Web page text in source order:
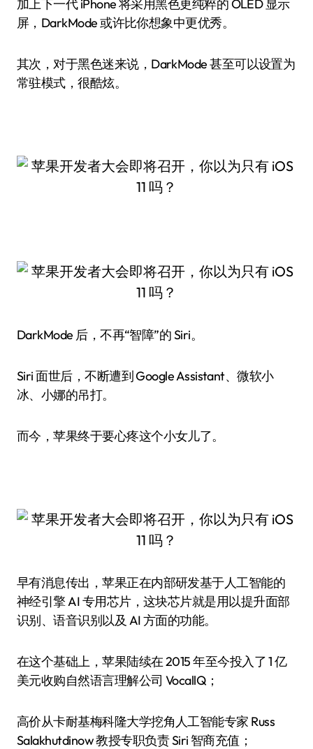
加上下一代 iPhone 将采用黑色更纯粹的 OLED 显示
屏，DarkMode 或许比你想象中更优秀。
其次，对于黑色迷来说，DarkMode 甚至可以设置为
常驻模式，很酷炫。
DarkMode 后，不再“智障”的 Siri。
Siri 面世后，不断遭到 Google Assistant、微软小
冰、小娜的吊打。
而今，苹果终于要心疼这个小女儿了。
早有消息传出，苹果正在内部研发基于人工智能的
神经引擎 AI 专用芯片，这块芯片就是用以提升面部
识别、语音识别以及 AI 方面的功能。
在这个基础上，苹果陆续在 2015 年至今投入了 1 亿
美元收购自然语言理解公司 VocallQ；
高价从卡耐基梅科隆大学挖角人工智能专家 Russ
Salakhutdinow 教授专职负责 Siri 智商充值；